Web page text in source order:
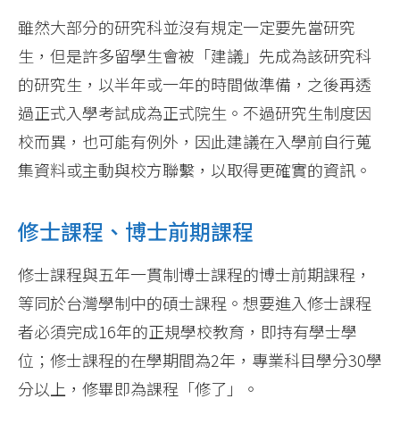
雖然大部分的研究科並沒有規定一定要先當研究
生，但是許多留學生會被「建議」先成為該研究科
的研究生，以半年或一年的時間做準備，之後再透
過正式入學考試成為正式院生。不過研究生制度因
校而異，也可能有例外，因此建議在入學前自行蒐
集資料或主動與校方聯繫，以取得更確實的資訊。
修士課程、博士前期課程
修士課程與五年一貫制博士課程的博士前期課程，
等同於台灣學制中的碩士課程。想要進入修士課程
者必須完成16年的正規學校教育，即持有學士學
位；修士課程的在學期間為2年，專業科目學分30學
分以上，修畢即為課程「修了」。